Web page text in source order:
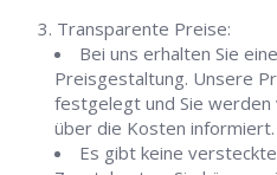
Transparente Preise:
Bei uns erhalten Sie
Preisgestaltung. Unsere
festgelegt und Sie
über die Kosten informiert.
Es gibt keine